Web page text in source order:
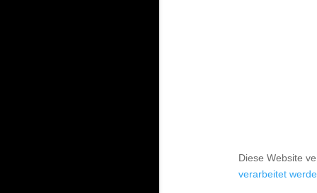
Diese Website
verarbeitet